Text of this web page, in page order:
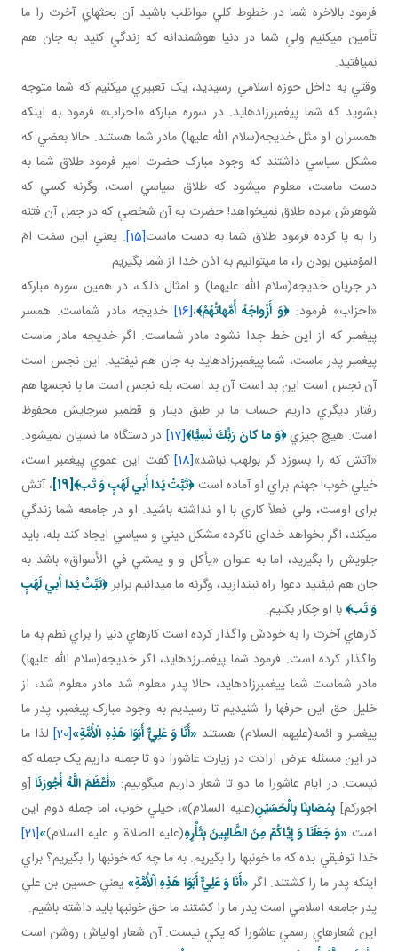
فرمود بالاخره شما در خطوط کلي مواظب باشيد آن بحث هاي آخرت را ما
تأمين مي کنيم ولي شما در دنيا هوشمندانه که زندگي کنيد به جان هم
نمي افتيد.
وقتي به داخل حوزه اسلامي رسيديد، يک تعبيري مي کنيم که شما متوجه
بشويد که شما پيغمبرزاده ايد. در سوره مبارکه «احزاب» فرمود به اينکه
همسران او مثل خديجه(سلام الله عليها) مادر شما هستند. حالا بعضي که
مشکل سياسي داشتند که وجود مبارک حضرت امير فرمود طلاق شما به
دست ماست، معلوم مي شود که طلاق سياسي است، وگرنه کسي که
شوهرش مرده طلاق نمي خواهد! حضرت به آن شخصي که در جمل آن فتنه
را به پا کرده فرمود طلاق شما به دست ماست[15]
. يعني اين سمَت امّ
المؤمنين بودن را، ما مي توانيم به اذن خدا از شما بگيريم.
در جريان خديجه(سلام الله عليهما) و امثال ذلک، در همين سوره مبارکه
«احزاب» فرمود:﴿وَ أَزْواجُهُ أُمَّهاتُهُمْ﴾،[16]
خديجه مادر شماست. همسر
پيغمبر که از اين خط جدا نشود مادر شماست. اگر خديجه مادر ماست
پيغمبر پدر ماست، شما پيغمبرزاده ايد به جان هم نيفتيد. اين نجس است
آن نجس است اين بد است آن بد است، بله نجس است ما با نجس ها هم
رفتار ديگري داريم حساب ما بر طبق دينار و قطمير سرجايش محفوظ
است. هيچ چيزي﴿وَ ما كانَ رَبُّكَ نَسِيًّا﴾[17]
در دستگاه ما نسيان نمی­شود.
«آتش که را بسوزد گر بولهب نباشد»[18]
گفت اين عموي پيغمبر است،
خيلي خوب! جهنم براي او آماده است﴿تَبَّتْ يَدا أَبي‏ لَهَبٍ وَ تَب‏﴾[19]
، آتش
برای اوست، ولي فعلاً کاري با او نداشته باشيد. او در جامعه شما زندگي
مي کند، اگر بخواهد خداي ناکرده مشکل ديني و سياسي ايجاد کند بله، بايد
جلويش را بگيريد، اما به عنوان «يأکل و و يمشي في الأسواق» باشد به
جان هم نيفتيد دعوا راه نيندازيد، وگرنه ما مي دانيم برابر﴿تَبَّتْ يَدا أَبي‏ لَهَبٍ
وَ تَب‏﴾با او چکار بکنيم.
کارهاي آخرت را به خودش واگذار کرده است کارهاي دنيا را براي نظم به ما
واگذار کرده است. فرمود شما پيغمبرزده ايد، اگر خديجه(سلام الله عليها)
مادر شماست شما پيغمبرزاده ايد، حالا پدر معلوم شد مادر معلوم شد، از
خليل حق اين حرف ها را شنيديم تا رسيديم به وجود مبارک پيغمبر، پدر ما
پيغمبر و ائمه(عليهم السلام) هستند «أَنَا وَ عَلِيٌّ أَبَوَا هَذِهِ الْأُمَّةِ»[20]
لذا ما
در اين مسئله عرض ارادت در زيارت عاشورا دو تا جمله داريم يک جمله که
نيست. در ايام عاشورا ما دو تا شعار داريم مي گوييم: «أَعْظَمَ اللَّهُ أُجُورَنَا [و
اجوركم] بِمُصَابِنَا بِالْحُسَيْنِ(عليه السلام)»، خيلي خوب، اما جمله دوم اين
است «وَ جَعَلَنَا وَ إِيَّاكُمْ مِنَ الطَّالِبِينَ بِثَأْرِهِ(عليه الصلاة و عليه السلام)»
[21]
خدا توفيقي بده که ما خونبها را بگيريم. به ما چه که خونبها را بگيريم؟ براي
اينکه پدر ما را کشتند. اگر«أَنَا وَ عَلِيٌّ أَبَوَا هَذِهِ الْأُمَّةِ» يعني حسين بن علي
پدر جامعه اسلامي است پدر ما را کشتند ما حق خونبها بايد داشته باشيم.
اين شعارهاي رسمي عاشورا که يکي نيست. آن شعار اولي اش روشن است